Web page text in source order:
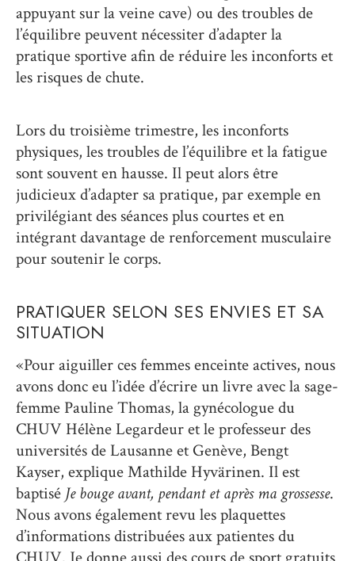
appuyant sur la veine cave) ou des troubles de
l’équilibre peuvent nécessiter d’adapter la
pratique sportive afin de réduire les inconforts et
les risques de chute.
Lors du troisième trimestre, les inconforts
physiques, les troubles de l’équilibre et la fatigue
sont souvent en hausse. Il peut alors être
judicieux d’adapter sa pratique, par exemple en
privilégiant des séances plus courtes et en
intégrant davantage de renforcement musculaire
pour soutenir le corps.
PRATIQUER SELON SES ENVIES ET SA
SITUATION
«Pour aiguiller ces femmes enceinte actives, nous
avons donc eu l’idée d’écrire un livre avec la sage-
femme Pauline Thomas, la gynécologue du
CHUV Hélène Legardeur et le professeur des
universités de Lausanne et Genève, Bengt
Kayser, explique Mathilde Hyvärinen. Il est
baptisé Je bouge avant, pendant et après ma grossesse.
Nous avons également revu les plaquettes
d’informations distribuées aux patientes du